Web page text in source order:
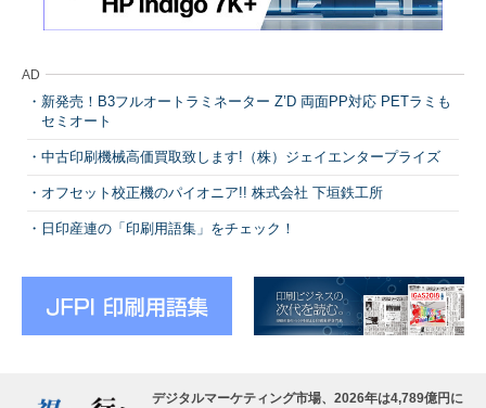
AD
新発売！B3フルオートラミネーター Z’D 両面PP対応 PETラミも
セミオート
中古印刷機械高価買取致します!（株）ジェイエンタープライズ
オフセット校正機のパイオニア!! 株式会社 下垣鉄工所
日印産連の「印刷用語集」をチェック！
デジタルマーケティング市場、2026年は4,789億円に